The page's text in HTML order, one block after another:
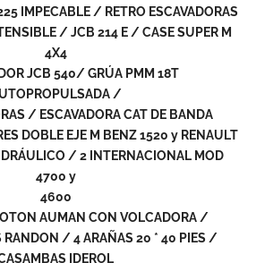
IMPECABLE / RETRO ESCAVADORAS
/ JCB 214 E / CASE SUPER M
4X4
JCB 540/ GRÚA PMM 18T
/
/ ESCAVADORA CAT DE BANDA
DOBLE EJE M BENZ 1520 y RENAULT
/ 2 INTERNACIONAL MOD
4700 y
4600
AUMAN CON VOLCADORA /
RANDON / 4 ARAÑAS 20 * 40 PIES /
IDEROL